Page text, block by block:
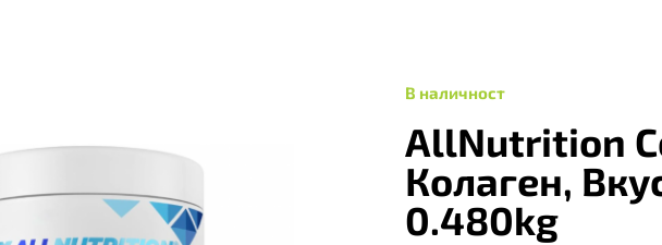
В наличност
AllNutrition
Колаген,
0.480kg